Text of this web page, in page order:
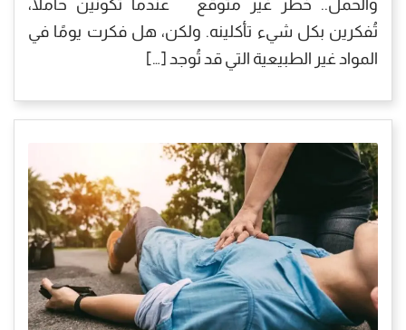
والحمل.. خطر غير متوقع عندما تكونين حاملًا،
تُفكرين بكل شيء تأكلينه. ولكن، هل فكرت يومًا في
المواد غير الطبيعية التي قد تُوجد […]